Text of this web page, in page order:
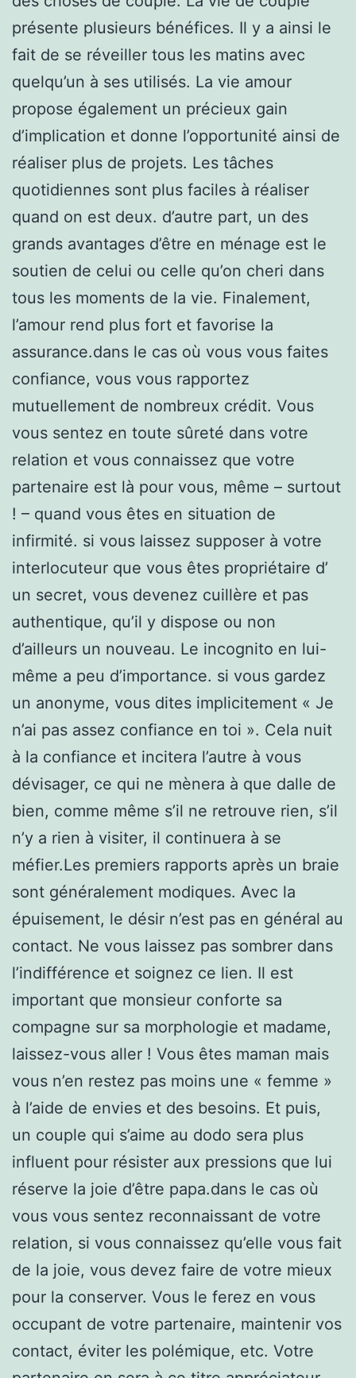
présente plusieurs bénéfices. Il y a ainsi le
fait de se réveiller tous les matins avec
quelqu’un à ses utilisés. La vie amour
propose également un précieux gain
d’implication et donne l’opportunité ainsi de
réaliser plus de projets. Les tâches
quotidiennes sont plus faciles à réaliser
quand on est deux. d’autre part, un des
grands avantages d’être en ménage est le
soutien de celui ou celle qu’on cheri dans
tous les moments de la vie. Finalement,
l’amour rend plus fort et favorise la
assurance.dans le cas où vous vous faites
confiance, vous vous rapportez
mutuellement de nombreux crédit. Vous
vous sentez en toute sûreté dans votre
relation et vous connaissez que votre
partenaire est là pour vous, même – surtout
! – quand vous êtes en situation de
infirmité. si vous laissez supposer à votre
interlocuteur que vous êtes propriétaire d’
un secret, vous devenez cuillère et pas
authentique, qu’il y dispose ou non
d’ailleurs un nouveau. Le incognito en lui-
même a peu d’importance. si vous gardez
un anonyme, vous dites implicitement « Je
n’ai pas assez confiance en toi ». Cela nuit
à la confiance et incitera l’autre à vous
dévisager, ce qui ne mènera à que dalle de
bien, comme même s’il ne retrouve rien, s’il
n’y a rien à visiter, il continuera à se
méfier.Les premiers rapports après un braie
sont généralement modiques. Avec la
épuisement, le désir n’est pas en général au
contact. Ne vous laissez pas sombrer dans
l’indifférence et soignez ce lien. Il est
important que monsieur conforte sa
compagne sur sa morphologie et madame,
laissez-vous aller ! Vous êtes maman mais
vous n’en restez pas moins une « femme »
à l’aide de envies et des besoins. Et puis,
un couple qui s’aime au dodo sera plus
influent pour résister aux pressions que lui
réserve la joie d’être papa.dans le cas où
vous vous sentez reconnaissant de votre
relation, si vous connaissez qu’elle vous fait
de la joie, vous devez faire de votre mieux
pour la conserver. Vous le ferez en vous
occupant de votre partenaire, maintenir vos
contact, éviter les polémique, etc. Votre